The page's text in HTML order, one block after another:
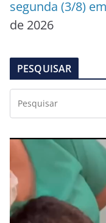
segunda (3/8)
de 2026
PESQUISAR